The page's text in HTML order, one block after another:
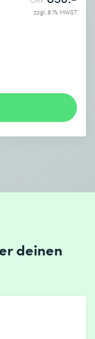
zzgl. 8.1% MWST
deinen